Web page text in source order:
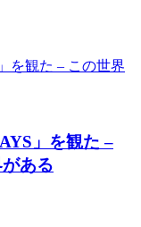
」を観た –
ある